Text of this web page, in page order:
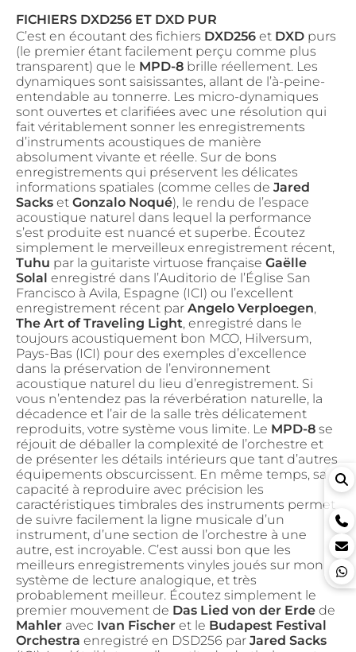
FICHIERS DXD256 ET DXD PUR
C’est en écoutant des fichiers DXD256 et DXD purs
(le premier étant facilement perçu comme plus
transparent) que le MPD-8 brille réellement. Les
dynamiques sont saisissantes, allant de l’à-peine-
entendable au tonnerre. Les micro-dynamiques
sont ouvertes et clarifiées avec une résolution qui
fait véritablement sonner les enregistrements
d’instruments acoustiques de manière
absolument vivante et réelle. Sur de bons
enregistrements qui préservent les délicates
informations spatiales (comme celles de Jared
Sacks et Gonzalo Noqué), le rendu de l’espace
acoustique naturel dans lequel la performance
s’est produite est nuancé et superbe. Écoutez
simplement le merveilleux enregistrement récent,
Tuhu par la guitariste virtuose française Gaëlle
Solal enregistré dans l’Auditorio de l’Église San
Francisco à Avila, Espagne (ICI) ou l’excellent
enregistrement récent par Angelo Verploegen,
The Art of Traveling Light, enregistré dans le
toujours acoustiquement bon MCO, Hilversum,
Pays-Bas (ICI) pour des exemples d’excellence
dans la préservation de l’environnement
acoustique naturel du lieu d’enregistrement. Si
vous n’entendez pas la réverbération naturelle, la
décadence et l’air de la salle très délicatement
reproduits, votre système vous limite. Le MPD-8 se
réjouit de déballer la complexité de l’orchestre et
de présenter les détails intérieurs que tant d’autres
équipements obscurcissent. En même temps, sa
capacité à reproduire avec précision les
caractéristiques timbrales des instruments permet
de suivre facilement la ligne musicale d’un
instrument, d’une section de l’orchestre à une
autre, est incroyable. C’est aussi bon que les
meilleurs enregistrements vinyles joués sur mon
système de lecture analogique, et très
probablement meilleur. Écoutez simplement le
premier mouvement de Das Lied von der Erde de
Mahler avec Ivan Fischer et le Budapest Festival
Orchestra enregistré en DSD256 par Jared Sacks